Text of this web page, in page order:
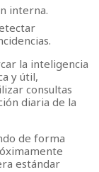
interna.
la inteligencia
y útil,
consultas
diaria de la
de forma
estándar